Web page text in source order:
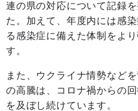
連の県の対応について記録
た。加えて、年度内には感
る感染症に備えた体制をよ
す。
また、ウクライナ情勢など
の高騰は、コロナ禍からの
を及ぼし続けています。